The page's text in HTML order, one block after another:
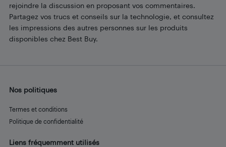
rejoindre la discussion en proposant vos commentaires.
Partagez vos trucs et conseils sur la technologie, et consultez
les impressions des autres personnes sur les produits
disponibles chez Best Buy.
Nos politiques
Termes et conditions
Politique de confidentialité
Liens fréquemment utilisés